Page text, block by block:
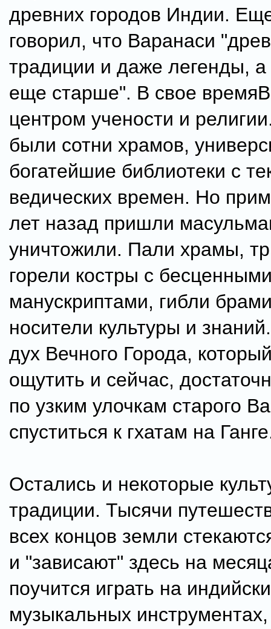
древних городов Индии.
говорил, что Варанаси
традиции и даже легенды, а
еще старше". В свое
центром учености и
были сотни храмов,
богатейшие библиотеки с
ведических времен. Но
лет назад пришли
уничтожили. Пали храмы,
горели костры с
манускриптами, гибли
носители культуры и
дух Вечного Города,
ощутить и сейчас,
по узким улочкам старого
спуститься к гхатам на
Остались и некоторые
традиции. Тысячи
всех концов земли
и "зависают" здесь на
поучится играть на
музыкальных инструментах,